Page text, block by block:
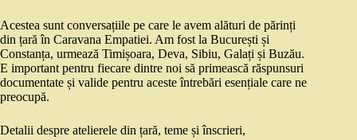
Acestea sunt conversațiile pe care le avem alături de părinți
din țară în Caravana Empatiei. Am fost la București și
Constanța, urmează Timișoara, Deva, Sibiu, Galați și Buzău.
E important pentru fiecare dintre noi să primească răspunsuri
documentate și valide pentru aceste întrebări esențiale care ne
preocupă.
Detalii despre atelierele din țară, teme și înscrieri,